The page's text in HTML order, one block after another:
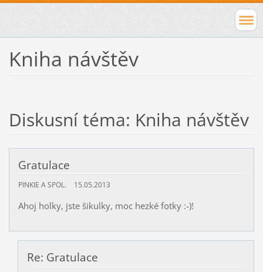
Kniha návštěv
Diskusní téma: Kniha návštěv
Gratulace
PINKIE A SPOL. 15.05.2013
Ahoj holky, jste šikulky, moc hezké fotky :-)!
Re: Gratulace